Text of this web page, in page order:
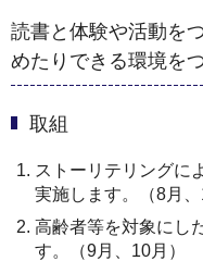
読書と体験や活動を
めたりできる環境を
取組
ストーリテリングに
実施します。（8月、
高齢者等を対象にし
す。（9月、10月）